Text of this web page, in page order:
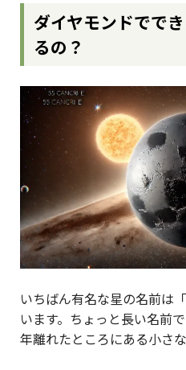
ダイヤモンドでで
るの？
いちばん有名な星の名前は
います。ちょっと長い名前
年離れたところにある小さな